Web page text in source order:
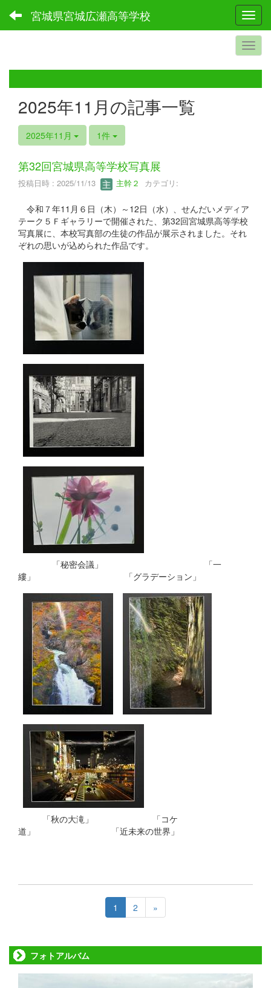
宮城県宮城広瀬高等学校
2025年11月の記事一覧
2025年11月 1件
第32回宮城県高等学校写真展
投稿日時 : 2025/11/13 主幹２ カテゴリ:
令和７年11月６日（木）～12日（水）、せんだいメディア
テーク５Ｆギャラリーで開催された、第32回宮城県高等学校
写真展に、本校写真部の生徒の作品が展示されました。それ
ぞれの思いが込められた作品です。
「秘密会議」 「一
縷」 「グラデーション」
「秋の大滝」 「コケ
道」 「近未来の世界」
1 2 »
フォトアルバム